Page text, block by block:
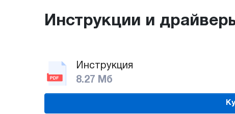
Инструкции и
Инструкция
8.27 Мб